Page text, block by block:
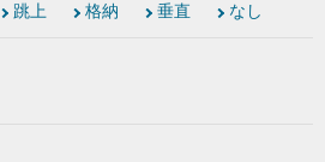
跳上 格納 垂直 なし